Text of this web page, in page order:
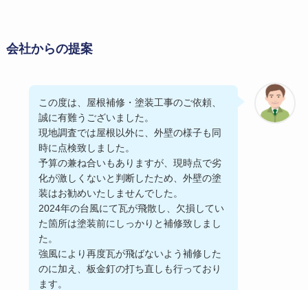
会社からの提案
この度は、屋根補修・塗装工事のご依頼、
誠に有難うございました。
現地調査では屋根以外に、外壁の様子も同
時に点検致しました。
予算の兼ね合いもありますが、現時点で劣
化が激しくないと判断したため、外壁の塗
装はお勧めいたしませんでした。
2024年の台風にて瓦が飛散し、欠損してい
た箇所は塗装前にしっかりと補修致しまし
た。
強風により再度瓦が飛ばないよう補修した
のに加え、板金釘の打ち直しも行っており
ます。